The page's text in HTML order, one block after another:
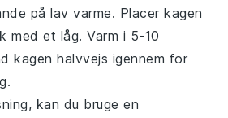
på lav varme. Placerkagen
med et låg. Varm i 5-10
kagen halvvejs igennem for
kan du bruge en